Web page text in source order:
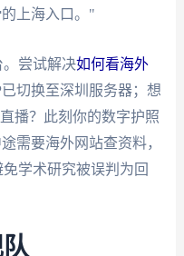
上海入口。"
尝试解决如何看海外
切换至深圳服务器；想
播？此刻你的数字护照
需要海外网站查资料，
学术研究被误判为回